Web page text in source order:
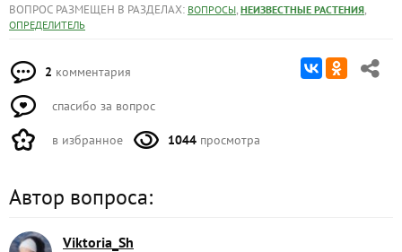
ВОПРОС РАЗМЕЩЕН В РАЗДЕЛАХ: ВОПРОСЫ, НЕИЗВЕСТНЫЕ РАСТЕНИЯ,
ОПРЕДЕЛИТЕЛЬ
2 комментария
спасибо за вопрос
в избранное 1044 просмотра
Автор вопроса:
Viktoria_Sh